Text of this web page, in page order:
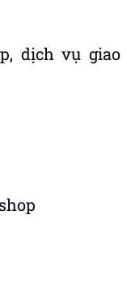
dịch vụ giao